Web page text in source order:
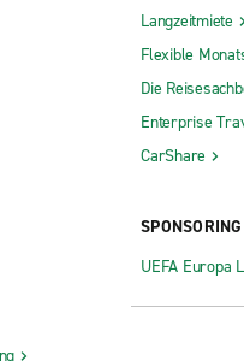
Langzeitmiete
Flexible
Die
Enterprise
CarShare
SPONSORING
UEFA Europa